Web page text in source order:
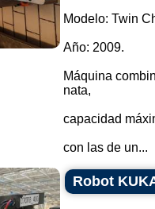
Modelo: Twin
Año: 2009.
Máquina
nata,
capacidad
con las de un...
Robot